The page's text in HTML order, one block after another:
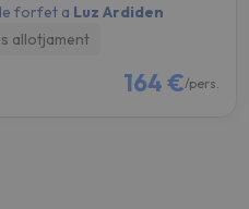
forfet a Luz Ardiden
allotjament
164 €/pers.